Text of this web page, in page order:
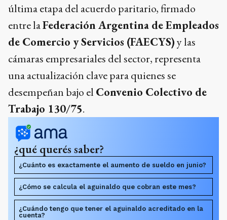
última etapa del acuerdo paritario, firmado
entre laFederación Argentina de Empleados
de Comercio y Servicios (FAECYS)y las
cámaras empresariales del sector, representa
una actualización clave para quienes se
desempeñan bajo el Convenio Colectivo de
Trabajo 130/75.
¿qué querés saber?
¿Cuánto es exactamente el aumento de sueldo en junio?
¿Cómo se calcula el aguinaldo que cobran este mes?
¿Cuándo tengo que tener el aguinaldo acreditado en la
cuenta?